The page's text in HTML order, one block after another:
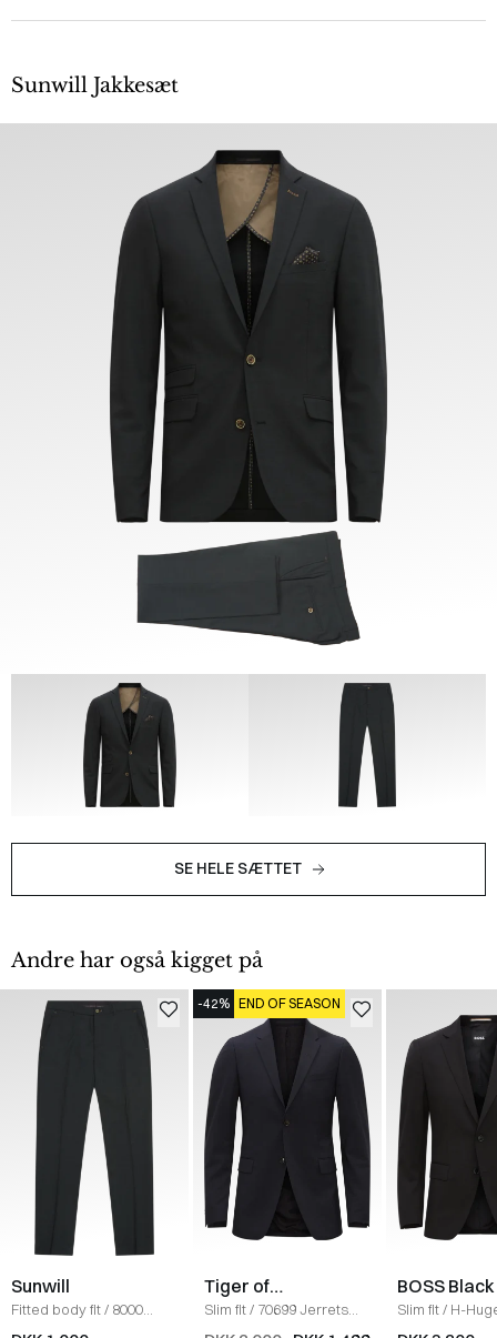
Sunwill Jakkesæt
SE HELE SÆTTET
Andre har også kigget på
Sunwill
Fitted body fit/ 8000
Habitbukser
-42% END OF SEASON
Tiger of
Sweden
Slim fit/ 70699 Jerrets
Blazer
NAVY
BOSS Black
Slim fit/ H-
SORT